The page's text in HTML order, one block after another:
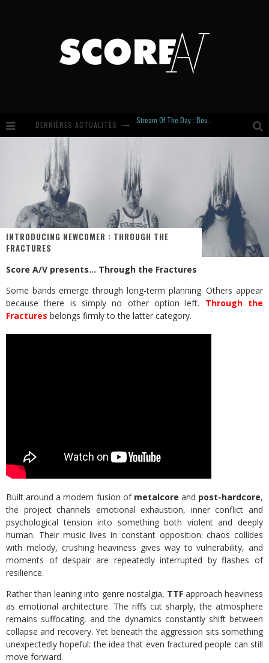
DERNIÈRES ACTUALITÉS Russian Circles share « Empath » & « Eluvial » singles. Same Language. Different Damage.
Stream Of The Day : Boundaries
INTRODUCING NEWCOMER : THROUGH THE
FRACTURES
Score A/V presents… Through the Fractures
Some bands emerge through long-term planning. Others appear
because there is simply no other option left. Through the
Fractures belongs firmly to the latter category.
Built around a modern fusion of metalcore and post-hardcore,
the project channels emotional exhaustion, inner conflict and
psychological tension into something both violent and deeply
human. Their music lives in constant opposition: chaos collides
with melody, crushing heaviness gives way to vulnerability, and
moments of despair are repeatedly interrupted by flashes of
resilience.
Rather than leaning into genre nostalgia, TTFapproach heaviness
as emotional architecture. The riffs cut sharply, the atmosphere
remains suffocating, and the dynamics constantly shift between
collapse and recovery. Yet beneath the aggression sits something
unexpectedly hopeful: the idea that even fractured people can still
move forward.